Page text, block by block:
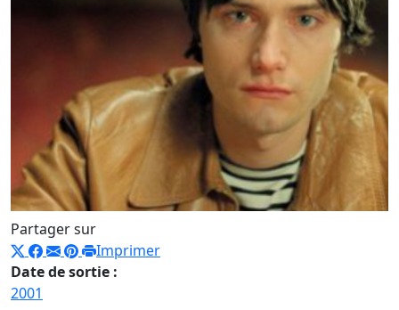
Partager sur
Imprimer
Date de sortie :
2001